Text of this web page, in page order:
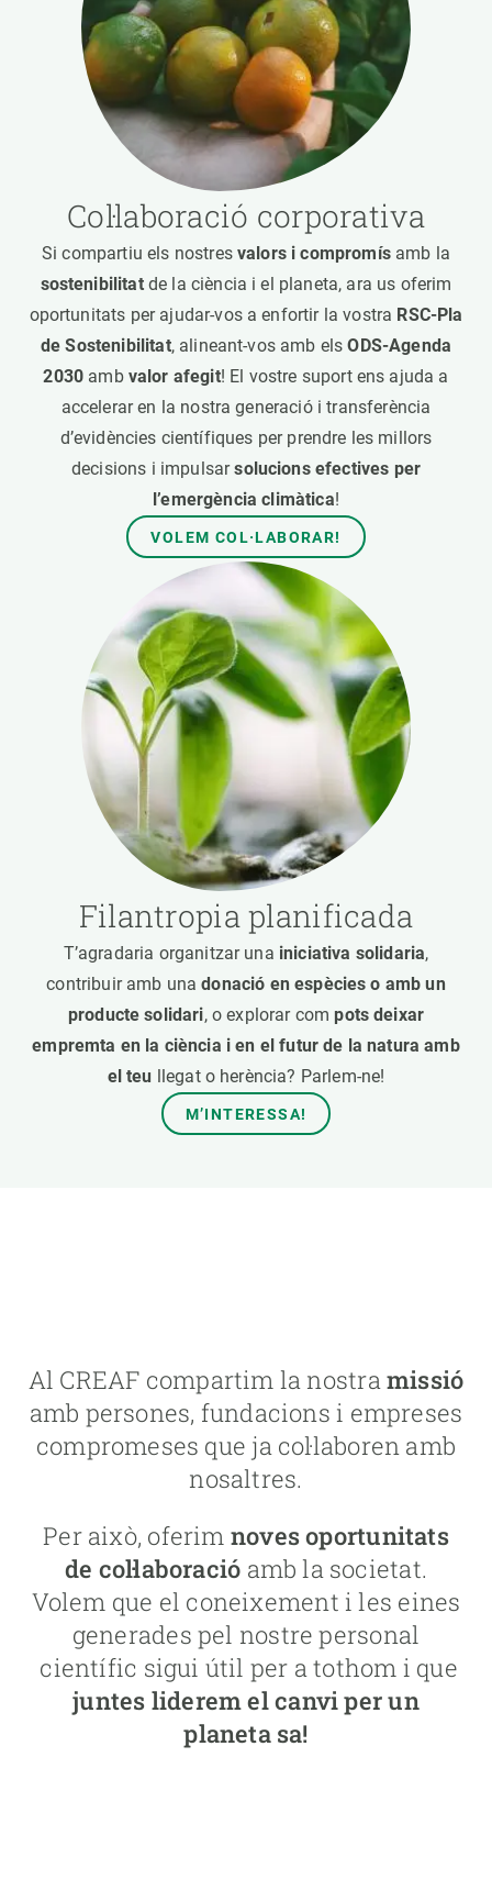
Col·laboració corporativa
Si compartiu els nostres valors i compromísamb la
sostenibilitatde la ciència i el planeta, ara us oferim
oportunitats per ajudar-vos a enfortir la vostra RSC-Pla
de Sostenibilitat, alineant-vos amb elsODS-Agenda
2030 amb valor afegit! El vostre suport ens ajuda a
accelerar en la nostra generació i transferència
d’evidències científiques per prendre les millors
decisions i impulsarsolucions efectives per
l’emergència climàtica!
VOLEM COL·LABORAR!
Filantropia planificada
T’agradaria organitzar una iniciativa solidaria,
contribuir amb unadonació en espècies o amb un
producte solidari, o explorar com pots deixar
empremta en la ciència i en el futur de la natura amb
el teu llegat o herència? Parlem-ne!
M’INTERESSA!
Al CREAF compartim la nostramissió
amb persones, fundacions i empreses
compromeses que ja col·laboren amb
nosaltres.
Per això, oferim noves oportunitats
de col·laboració amb la societat.
Volem que el coneixement i les eines
generades pel nostre personal
científic sigui útil per a tothom i que
juntes liderem el canvi per un
planeta sa!